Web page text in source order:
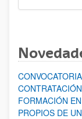
FORMACIÓN
PROPIOS DE